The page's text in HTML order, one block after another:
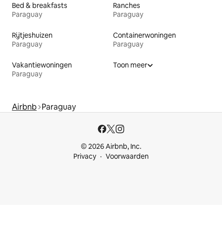
Bed & breakfasts
Paraguay
Ranches
Paraguay
Rijtjeshuizen
Paraguay
Containerwoningen
Paraguay
Vakantiewoningen
Paraguay
Toon meer
Airbnb Paraguay
© 2026 Airbnb, Inc.
Privacy
Voorwaarden